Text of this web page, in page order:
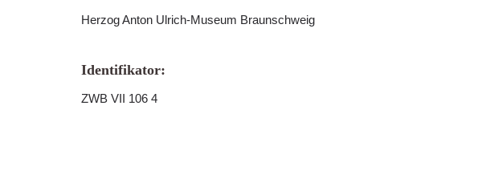
Herzog Anton Ulrich-Museum Braunschweig
Identifikator:
ZWB VII 106 4